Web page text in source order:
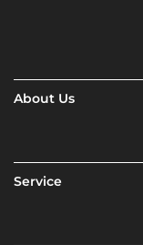
About Us
Service